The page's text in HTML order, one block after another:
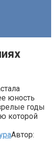
юность
годы
которой
Автор: